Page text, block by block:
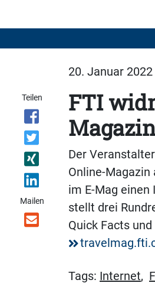
20. Januar
Teilen
Mailen
FTI
Der
Online-
im E-Mag einen
stellt drei
Quick Facts
Tags: Internet,